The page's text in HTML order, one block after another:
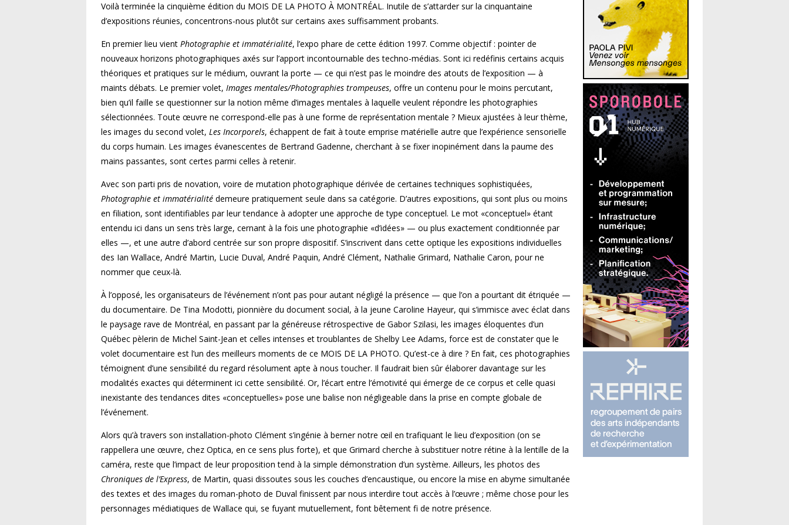
Voilà terminée la cinquième édition du MOIS DE LA PHOTO À MONTRÉAL. Inutile de s’attarder sur la cinquantaine
d’expositions réunies, concentrons-nous plutôt sur certains axes suffisamment probants.
En premier lieu vient Photographie et immatérialité, l’expo phare de cette édition 1997. Comme objectif : pointer de
nouveaux horizons photographiques axés sur l’apport incontournable des techno-médias. Sont ici redéfinis certains acquis
théoriques et pratiques sur le médium, ouvrant la porte — ce qui n’est pas le moindre des atouts de l’exposition — à
maints débats. Le premier volet, Images mentales/Photographies trompeuses, offre un contenu pour le moins percutant,
bien qu’il faille se questionner sur la notion même d’images mentales à laquelle veulent répondre les photographies
sélectionnées. Toute œuvre ne correspond-elle pas à une forme de représentation mentale ? Mieux ajustées à leur thème,
les images du second volet, Les Incorporels, échappent de fait à toute emprise matérielle autre que l’expérience sensorielle
du corps humain. Les images évanescentes de Bertrand Gadenne, cherchant à se fixer inopinément dans la paume des
mains passantes, sont certes parmi celles à retenir.
Avec son parti pris de novation, voire de mutation photographique dérivée de certaines techniques sophistiquées,
Photographie et immatérialité demeure pratiquement seule dans sa catégorie. D’autres expositions, qui sont plus ou moins
en filiation, sont identifiables par leur tendance à adopter une approche de type conceptuel. Le mot «conceptuel» étant
entendu ici dans un sens très large, cernant à la fois une photographie «d’idées» — ou plus exactement conditionnée par
elles —, et une autre d’abord centrée sur son propre dispositif. S’inscrivent dans cette optique les expositions individuelles
des Ian Wallace, André Martin, Lucie Duval, André Paquin, André Clément, Nathalie Grimard, Nathalie Caron, pour ne
nommer que ceux-là.
À l’opposé, les organisateurs de l’événement n’ont pas pour autant négligé la présence — que l’on a pourtant dit étriquée —
du documentaire. De Tina Modotti, pionnière du document social, à la jeune Caroline Hayeur, qui s’immisce avec éclat dans
le paysage rave de Montréal, en passant par la généreuse rétrospective de Gabor Szilasi, les images éloquentes d’un
Québec pèlerin de Michel Saint-Jean et celles intenses et troublantes de Shelby Lee Adams, force est de constater que le
volet documentaire est l’un des meilleurs moments de ce MOIS DE LA PHOTO. Qu’est-ce à dire ? En fait, ces photographies
témoignent d’une sensibilité du regard résolument apte à nous toucher. Il faudrait bien sûr élaborer davantage sur les
modalités exactes qui déterminent ici cette sensibilité. Or, l’écart entre l’émotivité qui émerge de ce corpus et celle quasi
inexistante des tendances dites «conceptuelles» pose une balise non négligeable dans la prise en compte globale de
l’événement.
Alors qu’à travers son installation-photo Clément s’ingénie à berner notre œil en trafiquant le lieu d’exposition (on se
rappellera une œuvre, chez Optica, en ce sens plus forte), et que Grimard cherche à substituer notre rétine à la lentille de la
caméra, reste que l’impact de leur proposition tend à la simple démonstration d’un système. Ailleurs, les photos des
Chroniques de l’Express, de Martin, quasi dissoutes sous les couches d’encaustique, ou encore la mise en abyme simultanée
des textes et des images du roman-photo de Duval finissent par nous interdire tout accès à l’œuvre ; même chose pour les
personnages médiatiques de Wallace qui, se fuyant mutuellement, font bêtement fi de notre présence.